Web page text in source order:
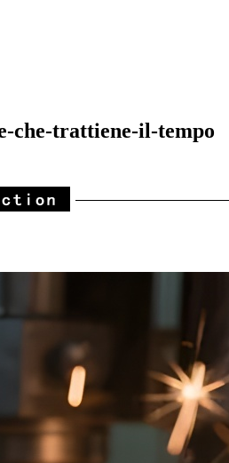
che-trattiene-il-tempo